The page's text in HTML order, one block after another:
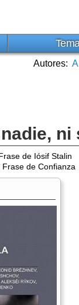
Autores: A
de Iósif Stalin
Frase de Confianza